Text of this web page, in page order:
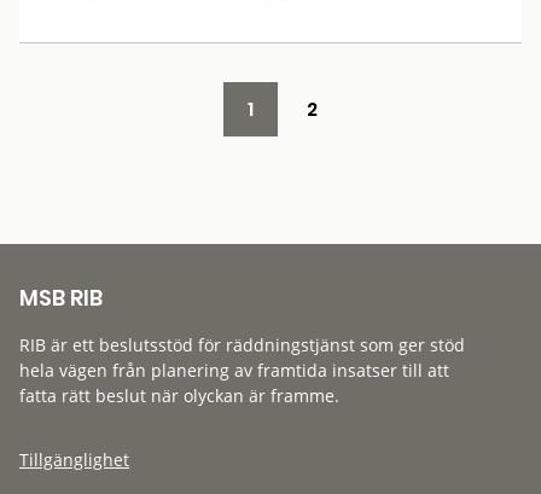
1 2
MSB RIB
RIB är ett beslutsstöd för räddningstjänst som ger stöd
hela vägen från planering av framtida insatser till att
fatta rätt beslut när olyckan är framme.
Tillgänglighet